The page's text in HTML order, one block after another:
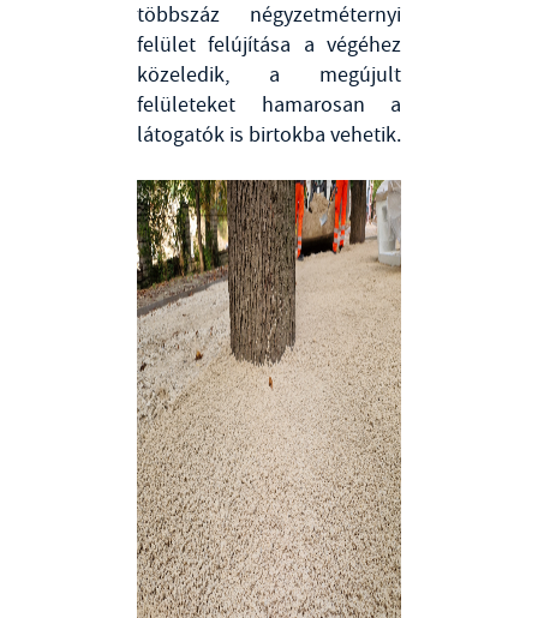
többszáz négyzetméternyi
felület felújítása a végéhez
közeledik, a megújult
felületeket hamarosan a
látogatók is birtokba vehetik.